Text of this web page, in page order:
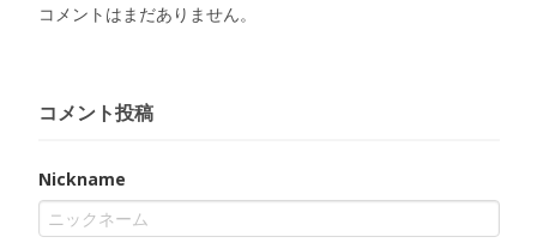
コメントはまだありません。
コメント投稿
Nickname